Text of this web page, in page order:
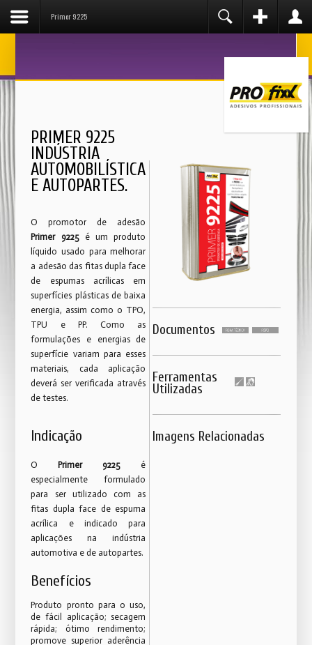
Primer 9225
Esqueceu sua senha?
Esqueceu seu usuário?
Olá Visitante!
Se você é um parceiro ou fornecedor daPROFIXX,
011-4066-4221
clicando aqui.
para o público.
PRIMER 9225
INDÚSTRIA
AUTOMOBILÍSTICA
E AUTOPARTES.
O promotor de adesão
Primer 9225é um produto
líquido usado para melhorar
a adesão das fitas dupla face
de espumas acrílicas em
superfícies plásticas de baixa
energia, assim como o TPO,
TPU e PP. Como as
formulações e energias de
superfície variam para esses
materiais, cada aplicação
deverá ser verificada através
de testes.
Indicação
O Primer 9225 é
especialmente formulado
para ser utilizado com as
fitas dupla face de espuma
acrílica e indicado para
aplicações na indústria
automotiva e de autopartes.
Benefícios
Produto pronto para o uso,
de fácil aplicação; secagem
rápida; ótimo rendimento;
promove superior aderência
Documentos
Ferramentas
Utilizadas
Imagens Relacionadas